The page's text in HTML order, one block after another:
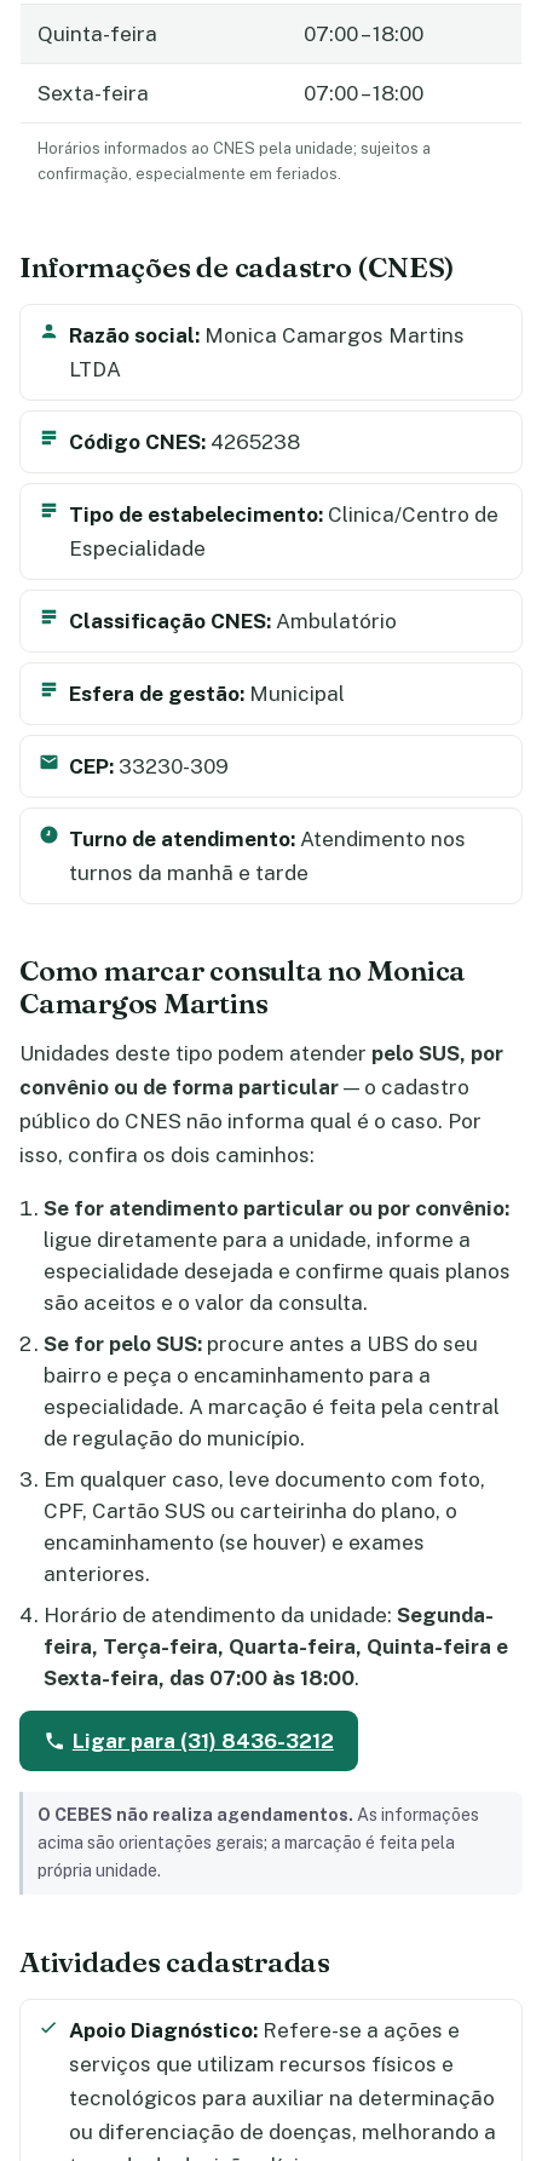
Quinta-feira 07:00 – 18:00
Sexta-feira 07:00 – 18:00
Horários informados ao CNES pela unidade; sujeitos a
confirmação, especialmente em feriados.
Informações de cadastro (CNES)
Razão social: Monica Camargos Martins
LTDA
Código CNES: 4265238
Tipo de estabelecimento: Clinica/Centro de
Especialidade
Classificação CNES: Ambulatório
Esfera de gestão: Municipal
CEP: 33230-309
Turno de atendimento: Atendimento nos
turnos da manhã e tarde
Como marcar consulta no Monica
Camargos Martins
Unidades deste tipo podem atender pelo SUS, por
convênio ou de forma particular — o cadastro
público do CNES não informa qual é o caso. Por
isso, confira os dois caminhos:
Se for atendimento particular ou por convênio:
ligue diretamente para a unidade, informe a
especialidade desejada e confirme quais planos
são aceitos e o valor da consulta.
Se for pelo SUS: procure antes a UBS do seu
bairro e peça o encaminhamento para a
especialidade. A marcação é feita pela central
de regulação do município.
Em qualquer caso, leve documento com foto,
CPF, Cartão SUS ou carteirinha do plano, o
encaminhamento (se houver) e exames
anteriores.
Horário de atendimento da unidade: Segunda-
feira, Terça-feira, Quarta-feira, Quinta-feira e
Sexta-feira, das 07:00 às 18:00.
Ligar para (31) 8436-3212
O CEBES não realiza agendamentos. As informações
acima são orientações gerais; a marcação é feita pela
própria unidade.
Atividades cadastradas
Apoio Diagnóstico: Refere-se a ações e
serviços que utilizam recursos físicos e
tecnológicos para auxiliar na determinação
ou diferenciação de doenças, melhorando a